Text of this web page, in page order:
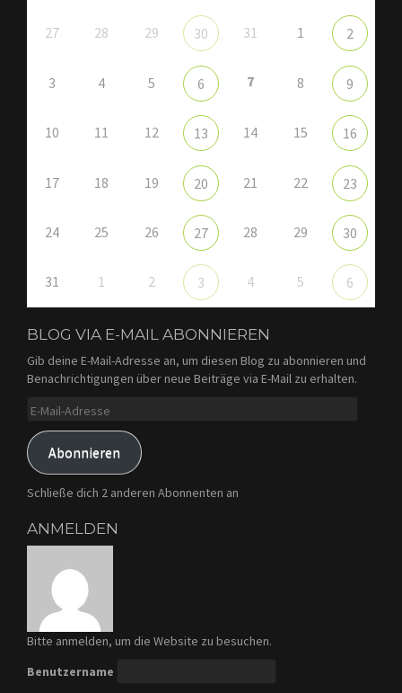
27 28 29 30 31 1 2
3 4 5 6 7 8 9
10 11 12 13 14 15 16
17 18 19 20 21 22 23
24 25 26 27 28 29 30
31 1 2 3 4 5 6
BLOG VIA E-MAIL ABONNIEREN
Gib deine E-Mail-Adresse an, um diesen Blog zu abonnieren und
Benachrichtigungen über neue Beiträge via E-Mail zu erhalten.
E-
Adresse
Abonnieren
Schließe dich 2 anderen Abonnenten an
ANMELDEN
Bitte anmelden, um die Website zu besuchen.
Benutzername